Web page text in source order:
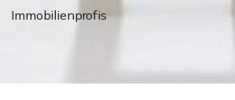
Immobilienprofis